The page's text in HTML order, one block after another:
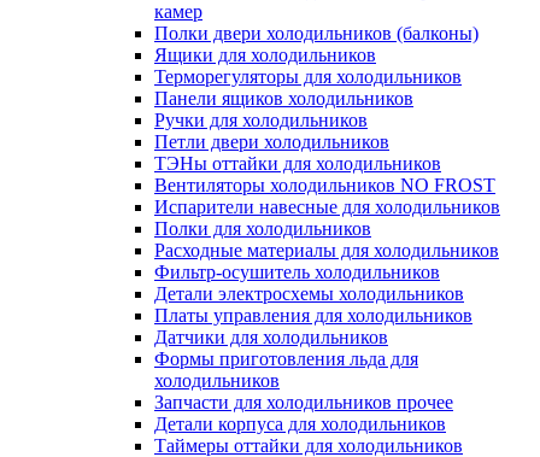
камер
Полки двери холодильников (балконы)
Ящики для холодильников
Терморегуляторы для холодильников
Панели ящиков холодильников
Ручки для холодильников
Петли двери холодильников
ТЭНы оттайки для холодильников
Вентиляторы холодильников NO FROST
Испарители навесные для холодильников
Полки для холодильников
Расходные материалы для холодильников
Фильтр-осушитель холодильников
Детали электросхемы холодильников
Платы управления для холодильников
Датчики для холодильников
Формы приготовления льда для
холодильников
Запчасти для холодильников прочее
Детали корпуса для холодильников
Таймеры оттайки для холодильников